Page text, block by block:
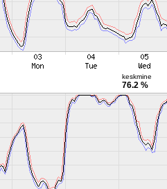
keskmine
76.2 %